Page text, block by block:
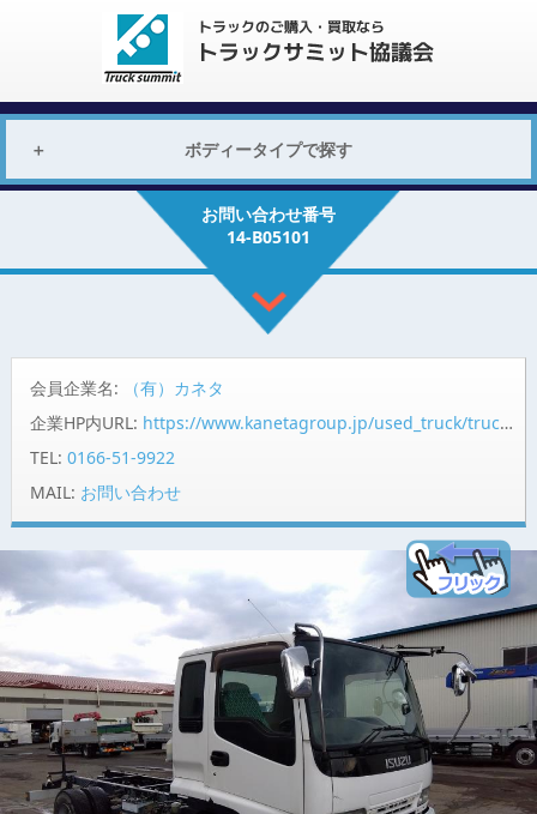
ボディータイプで探す
お問い合わせ番号
14-B05101
会員企業名:
（有）カネタ
企業HP内URL: https://www.kanetagroup.jp/used_truck/truck_detail.php?kanrino=B05101&premier=1&rootkubun=2
TEL: 0166-51-9922
MAIL: お問い合わせ